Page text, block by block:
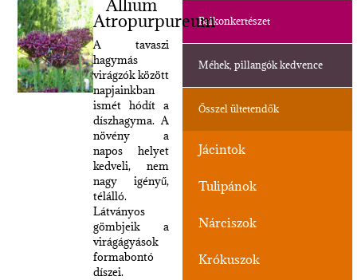
Balkonkertészet
Méhek, pillangók kedvence
Ősszel ültetendők
Jácintok
Tulipánok
Nárciszok
Krókuszok
Allium
Atropurpureum
A tavaszi
hagymás
virágzók között
napjainkban
ismét hódít a
díszhagyma. A
növény a
napos helyet
kedveli, nem
nagy igényű,
télálló.
Látványos
gömbjeik a
virágágyások
formabontó
díszei.